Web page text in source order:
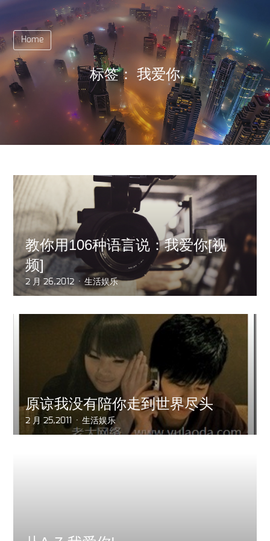
Home
标签： 我爱你
教你用106种语言说：我爱你[视
频]
2 月 26,2012 生活娱乐
原谅我没有陪你走到世界尽头
2 月 25,2011 生活娱乐